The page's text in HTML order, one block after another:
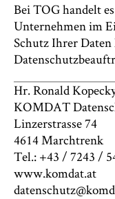
Bei TOG handelt
Unternehmen im
Schutz Ihrer
Hr. Ronald
KOMDAT
Linzerstrasse 74
4614 Marchtrenk
Tel.: +43 / 7243 /
www.komdat.at